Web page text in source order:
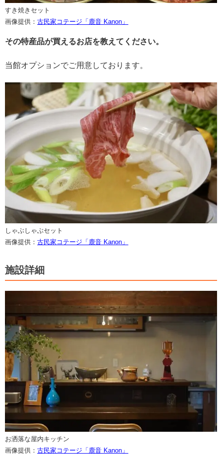
すき焼きセット
画像提供： 古民家コテージ「鹿音 Kanon」
その特産品が買えるお店を教えてください。
当館オプションでご用意しております。
しゃぶしゃぶセット
画像提供： 古民家コテージ「鹿音 Kanon」
施設詳細
お洒落な屋内キッチン
画像提供： 古民家コテージ「鹿音 Kanon」